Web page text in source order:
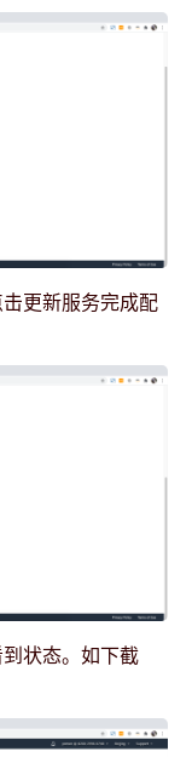
更新服务完成配
状态。如下截